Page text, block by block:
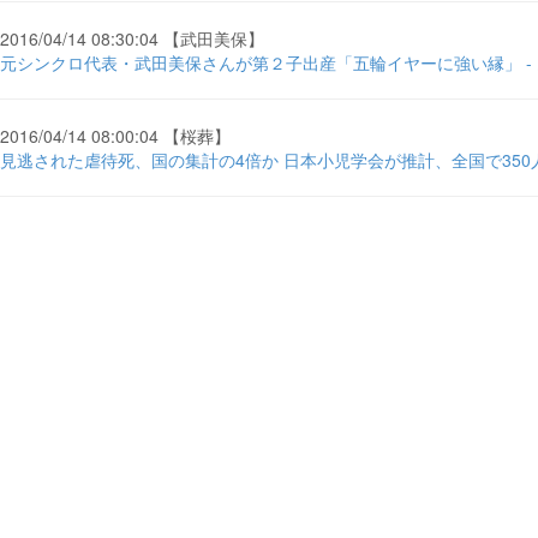
2016/04/14 08:30:04 【武田美保】
元シンクロ代表・武田美保さんが第２子出産「五輪イヤーに強い縁」
2016/04/14 08:00:04 【桜葬】
見逃された虐待死、国の集計の4倍か 日本小児学会が推計、全国で